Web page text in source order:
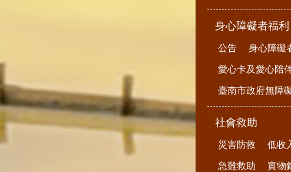
身心障礙者福利
公告 身心障礙
愛心卡及愛心陪
臺南市政府無障
社會救助
災害防救 低收
急難救助 實物